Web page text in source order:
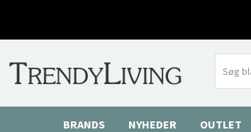
BRANDS NYHEDER OUTLET